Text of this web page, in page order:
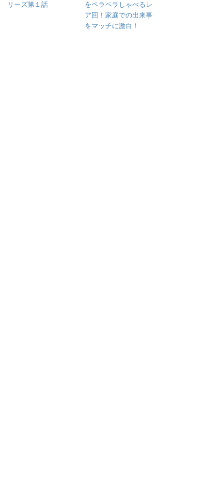
リーズ第１話
をペラペラしゃべるレ
ア回！家庭での出来事
をマッチに激白！